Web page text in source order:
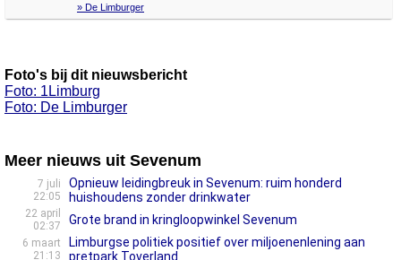
» De Limburger
Foto's bij dit nieuwsbericht
Foto: 1Limburg
Foto: De Limburger
Meer nieuws uit Sevenum
7 juli
22:05
Opnieuw leidingbreuk in Sevenum: ruim honderd
huishoudens zonder drinkwater
22 april
02:37
Grote brand in kringloopwinkel Sevenum
6 maart
21:13
Limburgse politiek positief over miljoenenlening aan
pretpark Toverland